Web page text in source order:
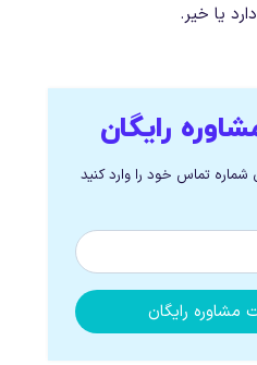
یا خیر.
رایگان
شماره تماس خود را وارد کنید
مشاوره رایگان